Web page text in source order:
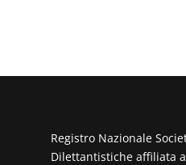
Registro Nazionale
Dilettantistiche affiliata